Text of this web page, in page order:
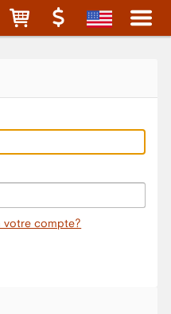
votre compte?